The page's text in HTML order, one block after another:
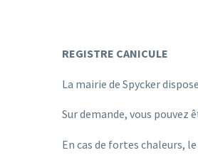
REGISTRE CANICULE
La mairie de Spycker
Sur demande, vous pouvez
En cas de fortes chaleurs,